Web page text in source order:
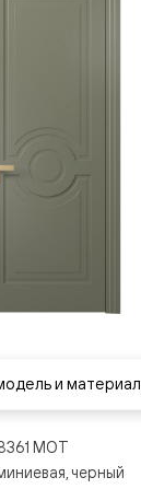
МОТ
черный
и материал